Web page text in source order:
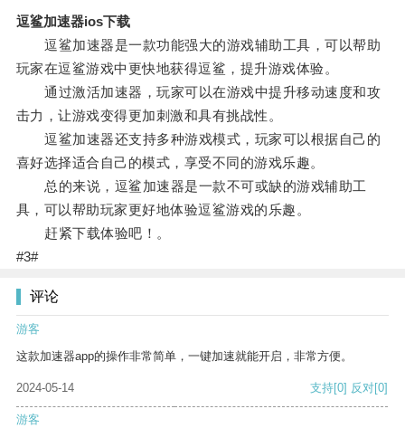
逗鲨加速器ios下载
逗鲨加速器是一款功能强大的游戏辅助工具，可以帮助
玩家在逗鲨游戏中更快地获得逗鲨，提升游戏体验。
通过激活加速器，玩家可以在游戏中提升移动速度和攻
击力，让游戏变得更加刺激和具有挑战性。
逗鲨加速器还支持多种游戏模式，玩家可以根据自己的
喜好选择适合自己的模式，享受不同的游戏乐趣。
总的来说，逗鲨加速器是一款不可或缺的游戏辅助工
具，可以帮助玩家更好地体验逗鲨游戏的乐趣。
赶紧下载体验吧！。
#3#
评论
游客
这款加速器app的操作非常简单，一键加速就能开启，非常方便。
2024-05-14 支持[0] 反对[0]
游客